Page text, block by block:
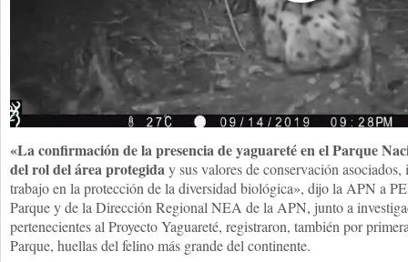
«La confirmación de la presencia de yaguareté en el Parque
del rol del área protegiday sus valores de conservación
trabajo en la protección de la diversidad biológica», dijo la APN a
Parque y de la Dirección Regional NEA de la APN, junto a
pertenecientes al Proyecto Yaguareté, registraron, también por
Parque, huellas del felino más grande del continente.